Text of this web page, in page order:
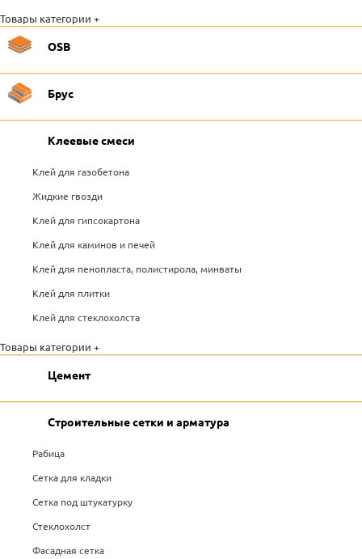
Товары категории +
OSB
Брус
Клеевые смеси
Клей для газобетона
Жидкие гвозди
Клей для гипсокартона
Клей для каминов и печей
Клей для пенопласта, полистирола, минваты
Клей для плитки
Клей для стеклохолста
Товары категории +
Цемент
Строительные сетки и арматура
Рабица
Сетка для кладки
Сетка под штукатурку
Стеклохолст
Фасадная сетка